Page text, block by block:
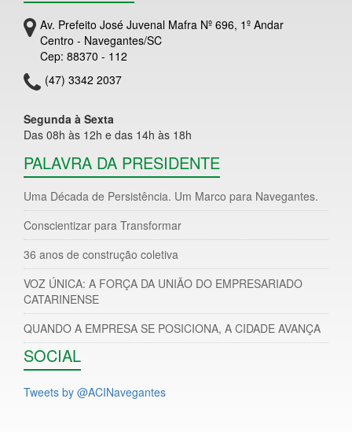
Av. Prefeito José Juvenal Mafra Nº 696, 1º Andar
Centro - Navegantes/SC
Cep: 88370 - 112
(47) 3342 2037
Segunda à Sexta
Das 08h às 12h e das 14h às 18h
PALAVRA DA PRESIDENTE
Uma Década de Persistência. Um Marco para Navegantes.
Conscientizar para Transformar
36 anos de construção coletiva
VOZ ÚNICA: A FORÇA DA UNIÃO DO EMPRESARIADO
CATARINENSE
QUANDO A EMPRESA SE POSICIONA, A CIDADE AVANÇA
SOCIAL
Tweets by @ACINavegantes